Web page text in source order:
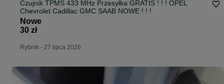
Czujnik TPMS 433 MHz Przesyłka GRATIS ! ! ! OPEL
Chevrolet Cadillac GMC SAAB NOWE ! ! !
Nowe
30 zł
Rybnik - 27 lipca 2026